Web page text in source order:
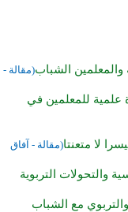
والمعلمين الشباب(مقالة -
علمية للمعلمين في
لا متعنتا(مقالة - آفاق
والتحولات التربوية
مع الشباب